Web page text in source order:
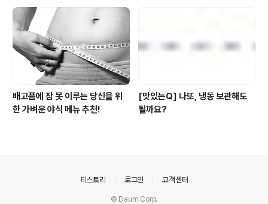
배고픔에 잠 못 이루는 당신을 위
한 가벼운 야식 메뉴 추천!
[맛있는Q] 나또, 냉동 보관해도
될까요?
티스토리 로그인 고객센터
© Daum Corp.